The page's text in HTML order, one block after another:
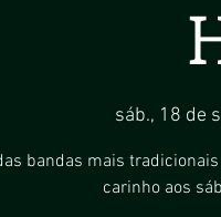
sáb., 18 de
bandas mais
carinho aos